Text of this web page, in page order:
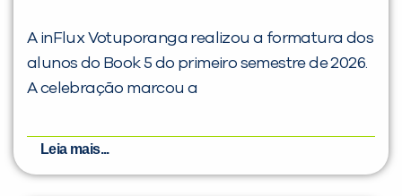
A inFlux Votuporanga realizou a formatura dos
alunos do Book 5 do primeiro semestre de 2026.
A celebração marcou a
Leia mais...